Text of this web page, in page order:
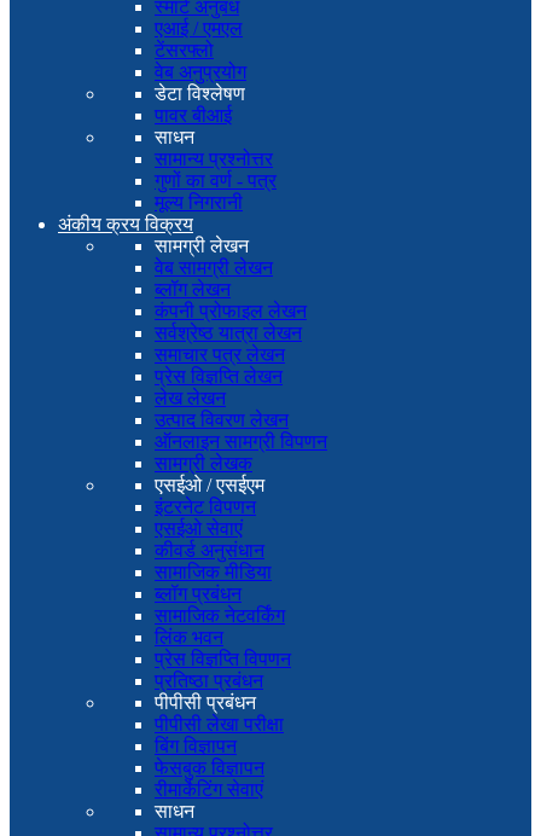
स्मार्ट अनुबंध
एआई / एमएल
टेंसरफ्लो
वेब अनुप्रयोग
डेटा विश्लेषण
पावर बीआई
साधन
सामान्य प्रश्नोत्तर
गुणों का वर्ण - पत्र
मूल्य निगरानी
अंकीय क्रय विक्रय
सामग्री लेखन
वेब सामग्री लेखन
ब्लॉग लेखन
कंपनी प्रोफाइल लेखन
सर्वश्रेष्ठ यात्रा लेखन
समाचार पत्र लेखन
प्रेस विज्ञप्ति लेखन
लेख लेखन
उत्पाद विवरण लेखन
ऑनलाइन सामग्री विपणन
सामग्री लेखक
एसईओ / एसईएम
इंटरनेट विपणन
एसईओ सेवाएं
कीवर्ड अनुसंधान
सामाजिक मीडिया
ब्लॉग प्रबंधन
सामाजिक नेटवर्किंग
लिंक भवन
प्रेस विज्ञप्ति विपणन
प्रतिष्ठा प्रबंधन
पीपीसी प्रबंधन
पीपीसी लेखा परीक्षा
बिंग विज्ञापन
फेसबुक विज्ञापन
रीमार्केटिंग सेवाएं
साधन